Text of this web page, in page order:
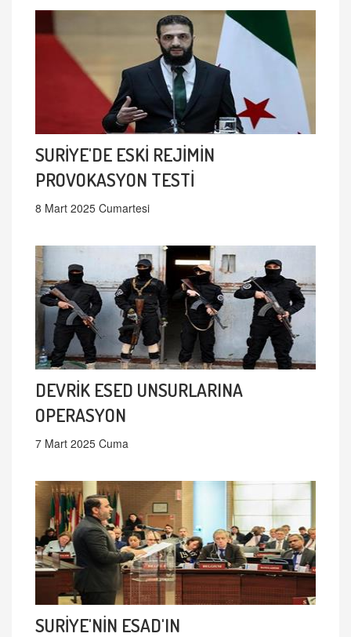
SURİYE'DE ESKİ REJİMİN
PROVOKASYON TESTİ
8 Mart 2025 Cumartesi
DEVRİK ESED UNSURLARINA
OPERASYON
7 Mart 2025 Cuma
SURİYE'NİN ESAD'IN